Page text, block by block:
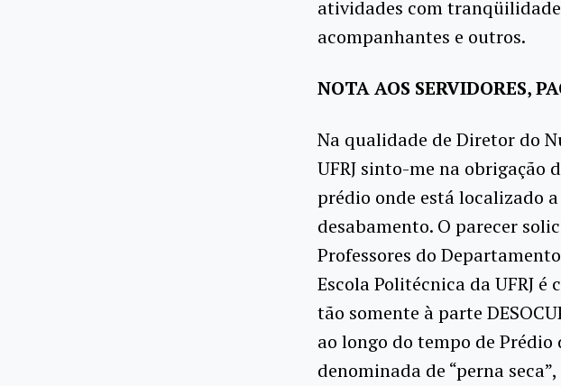
atividades com
acompanhantes e outros.
NOTA AOS SERVIDORES,
Na qualidade de Diretor do
UFRJ sinto-me na obrigação
prédio onde está localizado
desabamento. O parecer
Professores do
Escola Politécnica da UFRJ
tão somente à parte
ao longo do tempo de
denominada de “perna